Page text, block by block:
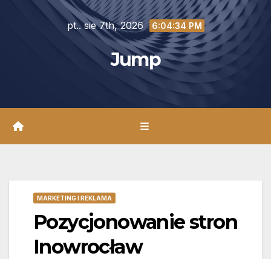
pt.. sie 7th, 2026 6:04:35 PM
Jump
MARKETING I REKLAMA
Pozycjonowanie stron
Inowrocław